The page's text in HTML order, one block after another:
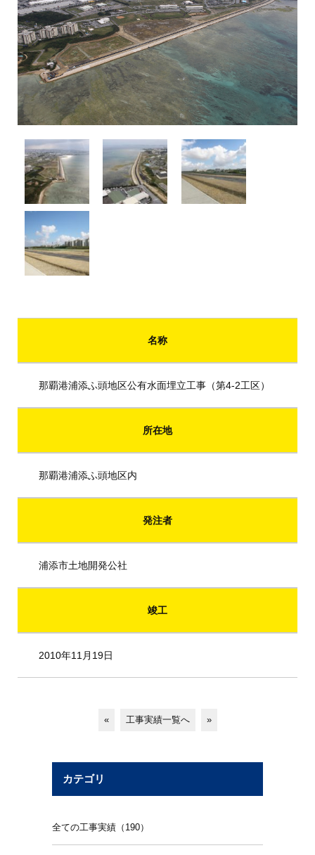
名称
那覇港浦添ふ頭地区公有水面埋立工事（第4-2工区）
所在地
那覇港浦添ふ頭地区内
発注者
浦添市土地開発公社
竣工
2010年11月19日
« 工事実績一覧へ »
カテゴリ
全ての工事実績（190）